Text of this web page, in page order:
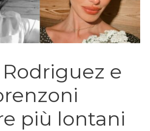
e
più lontani